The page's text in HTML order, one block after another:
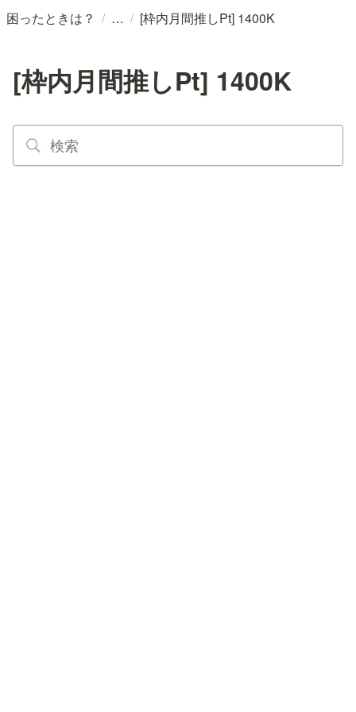
困ったときは？ / / [枠内月間推しPt] 1400K
[枠内月間推しPt] 1400K